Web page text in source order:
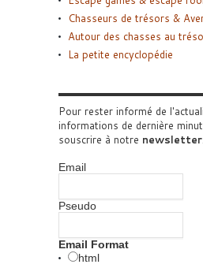
Chasseurs de trésors &
Autour des chasses au
La petite encyclopédie
Pour rester informé de
informations de dernière
souscrire à notre newsletter
Email
Pseudo
Email Format
html